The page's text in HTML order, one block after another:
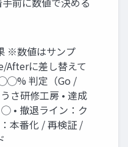
※数値はサンプ
Afterに差し替えて
判定（Go /
さ研修工房 • 達成
• 撤退ライン：ク
本番化 / 再検証 /